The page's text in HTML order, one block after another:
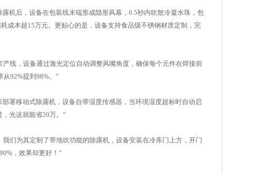
机后，设备在包装线末端形成隐形风幕，0.5秒内吹散冷凝水珠，包
成本超15万元。更贴心的是，设备支持食品级不锈钢材质定制，完
线，设备通过激光定位自动调整风嘴角度，确保每个元件在焊接前
92%提到98%。”
署移动式除露机，设备自带湿度传感器，当环境湿度超标时自动启
光这就能省20万。”
们为其定制了带地吹功能的除露机，设备安装在冷库门上方，开门
，效果却更好！”